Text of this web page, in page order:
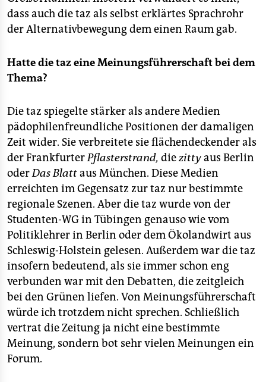
dass auch die taz als selbst erklärtes Sprachrohr
der Alternativbewegung dem einen Raum gab.
Hatte die taz eine Meinungsführerschaft bei dem
Thema?
Die taz spiegelte stärker als andere Medien
pädophilenfreundliche Positionen der damaligen
Zeit wider. Sie verbreitete sie flächendeckender als
der FrankfurterPflasterstrand, diezittyaus Berlin
oderDas Blattaus München. Diese Medien
erreichten im Gegensatz zur taz nur bestimmte
regionale Szenen. Aber die taz wurde von der
Studenten-WG in Tübingen genauso wie vom
Politiklehrer in Berlin oder dem Ökolandwirt aus
Schleswig-Holstein gelesen. Außerdem war die taz
insofern bedeutend, als sie immer schon eng
verbunden war mit den Debatten, die zeitgleich
bei den Grünen liefen. Von Meinungsführerschaft
würde ich trotzdem nicht sprechen. Schließlich
vertrat die Zeitung ja nicht eine bestimmte
Meinung, sondern bot sehr vielen Meinungen ein
Forum.